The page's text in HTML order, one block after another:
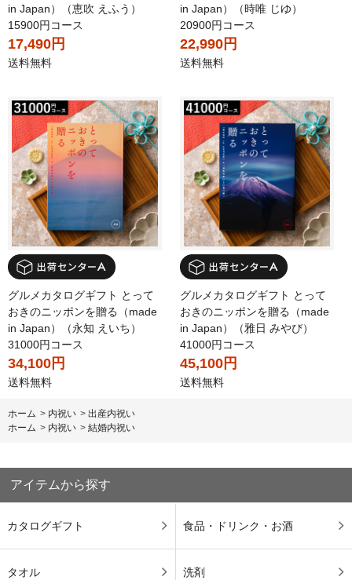
in Japan）（恵吹 えふう）
15900円コース
17,490円
送料無料
in Japan）（時唯 じゆ）
20900円コース
22,990円
送料無料
グルメカタログギフト とって
おきのニッポンを贈る（made
in Japan）（永知 えいち）
31000円コース
34,100円
送料無料
グルメカタログギフト とって
おきのニッポンを贈る（made
in Japan）（雅日 みやび）
41000円コース
45,100円
送料無料
ホーム > 内祝い > 出産内祝い
ホーム > 内祝い > 結婚内祝い
アイテムから探す
カタログギフト 食品・ドリンク・お酒
タオル 洗剤